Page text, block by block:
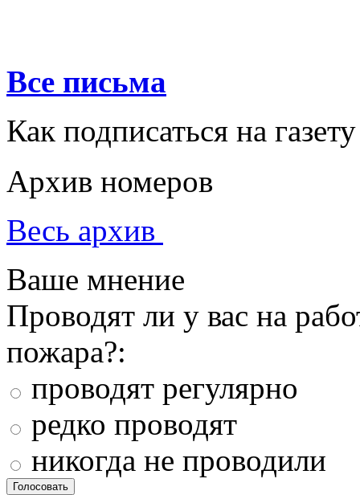
Все письма
Как подписаться на газету
Архив номеров
Весь архив
Ваше мнение
Проводят ли у вас на
пожара?:
проводят регулярно
редко проводят
никогда не проводили